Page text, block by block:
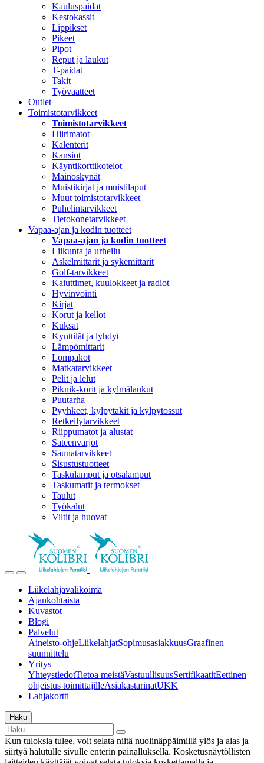
Kauluspaidat
Kestokassit
Lippikset
Pikeet
Pipot
Reput ja laukut
T-paidat
Takit
Työvaatteet
Outlet
Toimistotarvikkeet
Toimistotarvikkeet
Hiirimatot
Kalenterit
Kansiot
Käyntikorttikotelot
Mainoskynät
Muistikirjat ja muistilaput
Muut toimistotarvikkeet
Puhelintarvikkeet
Tietokonetarvikkeet
Vapaa-ajan ja kodin tuotteet
Vapaa-ajan ja kodin tuotteet
Liikunta ja urheilu
Askelmittarit ja sykemittarit
Golf-tarvikkeet
Kaiuttimet, kuulokkeet ja radiot
Hyvinvointi
Kirjat
Korut ja kellot
Kuksat
Kynttilät ja lyhdyt
Lämpömittarit
Lompakot
Matkatarvikkeet
Pelit ja lelut
Piknik-korit ja kylmälaukut
Puutarha
Pyyhkeet, kylpytakit ja kylpytossut
Retkeilytarvikkeet
Riippumatot ja alustat
Sateenvarjot
Saunatarvikkeet
Sisustustuotteet
Taskulamput ja otsalamput
Taskumatit ja termokset
Taulut
Työkalut
Viltit ja huovat
Liikelahjavalikoima
Ajankohtaista
Kuvastot
Blogi
Palvelut
Aineisto-ohjeLiikelahjatSopimusasiakkuusGraafinen
suunnittelu
Yritys
YhteystiedotTietoa meistäVastuullisuusSertifikaatitEettinen
ohjeistus toimittajilleAsiakastarinatUKK
Lahjakortti
Haku
Kun tuloksia tulee, voit selata niitä nuolinäppäimillä ylös ja alas ja
siirtyä halutulle sivulle enterin painalluksella. Kosketusnäytöllisten